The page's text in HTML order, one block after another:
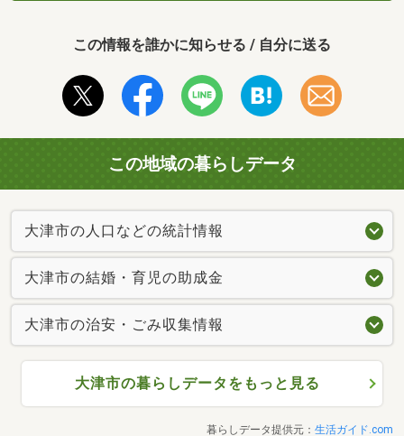
この情報を誰かに知らせる / 自分に送る
この地域の暮らしデータ
大津市の人口などの統計情報
大津市の結婚・育児の助成金
大津市の治安・ごみ収集情報
大津市の暮らしデータをもっと見る
暮らしデータ提供元： 生活ガイド.com